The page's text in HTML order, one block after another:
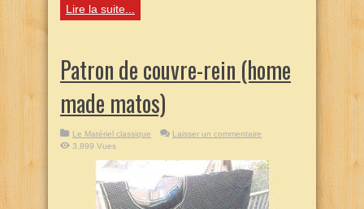
Lire la suite...
Patron de couvre-rein (home
made matos)
Le Matériel classique
Laisser un commentaire
3,899 Vues